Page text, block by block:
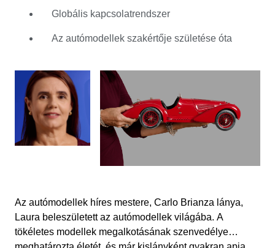
igazgatója lett. A cég ma is autómodelleket gyárt, és
odafigyelés miatt. Laura 2020-ban csatlakozott a
meglátásait és az autómodellek terén szerzett
tapasztalatait a világ minden tájáról származó
gyűjtőkkel.
Globális kapcsolatrendszer
Az autómodellek szakértője születése óta
Az autómodellek híres mestere, Carlo Brianza lánya,
Laura beleszületett az autómodellek világába. A
tökéletes modellek megalkotásának szenvedélye